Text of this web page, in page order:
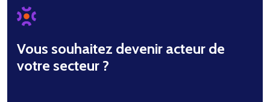
Vous souhaitez devenir acteur de
votre secteur ?